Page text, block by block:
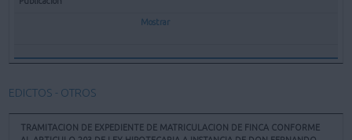
Mostrar
EDICTOS - OTROS
TRAMITACION DE EXPEDIENTE DE MATRICULACION DE FINCA CONFORME